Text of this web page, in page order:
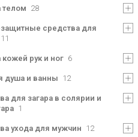
телом 28
средства для
11
кожей рук и ног 6
душа и ванны 12
для загара в солярии и
1
ухода для мужчин 12